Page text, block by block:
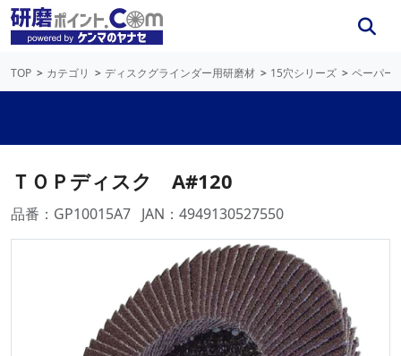
TOP カテゴリ ディスクグラインダー用研磨材 15穴シリーズ ペーパー
ＴＯＰディスク A#120
品番：GP10015A7 JAN：4949130527550